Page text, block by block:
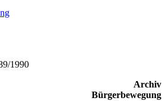
1990
Archiv
Bürgerbewegung